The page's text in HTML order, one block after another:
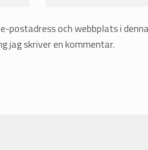
postadress och webbplats i
jag skriver en kommentar.